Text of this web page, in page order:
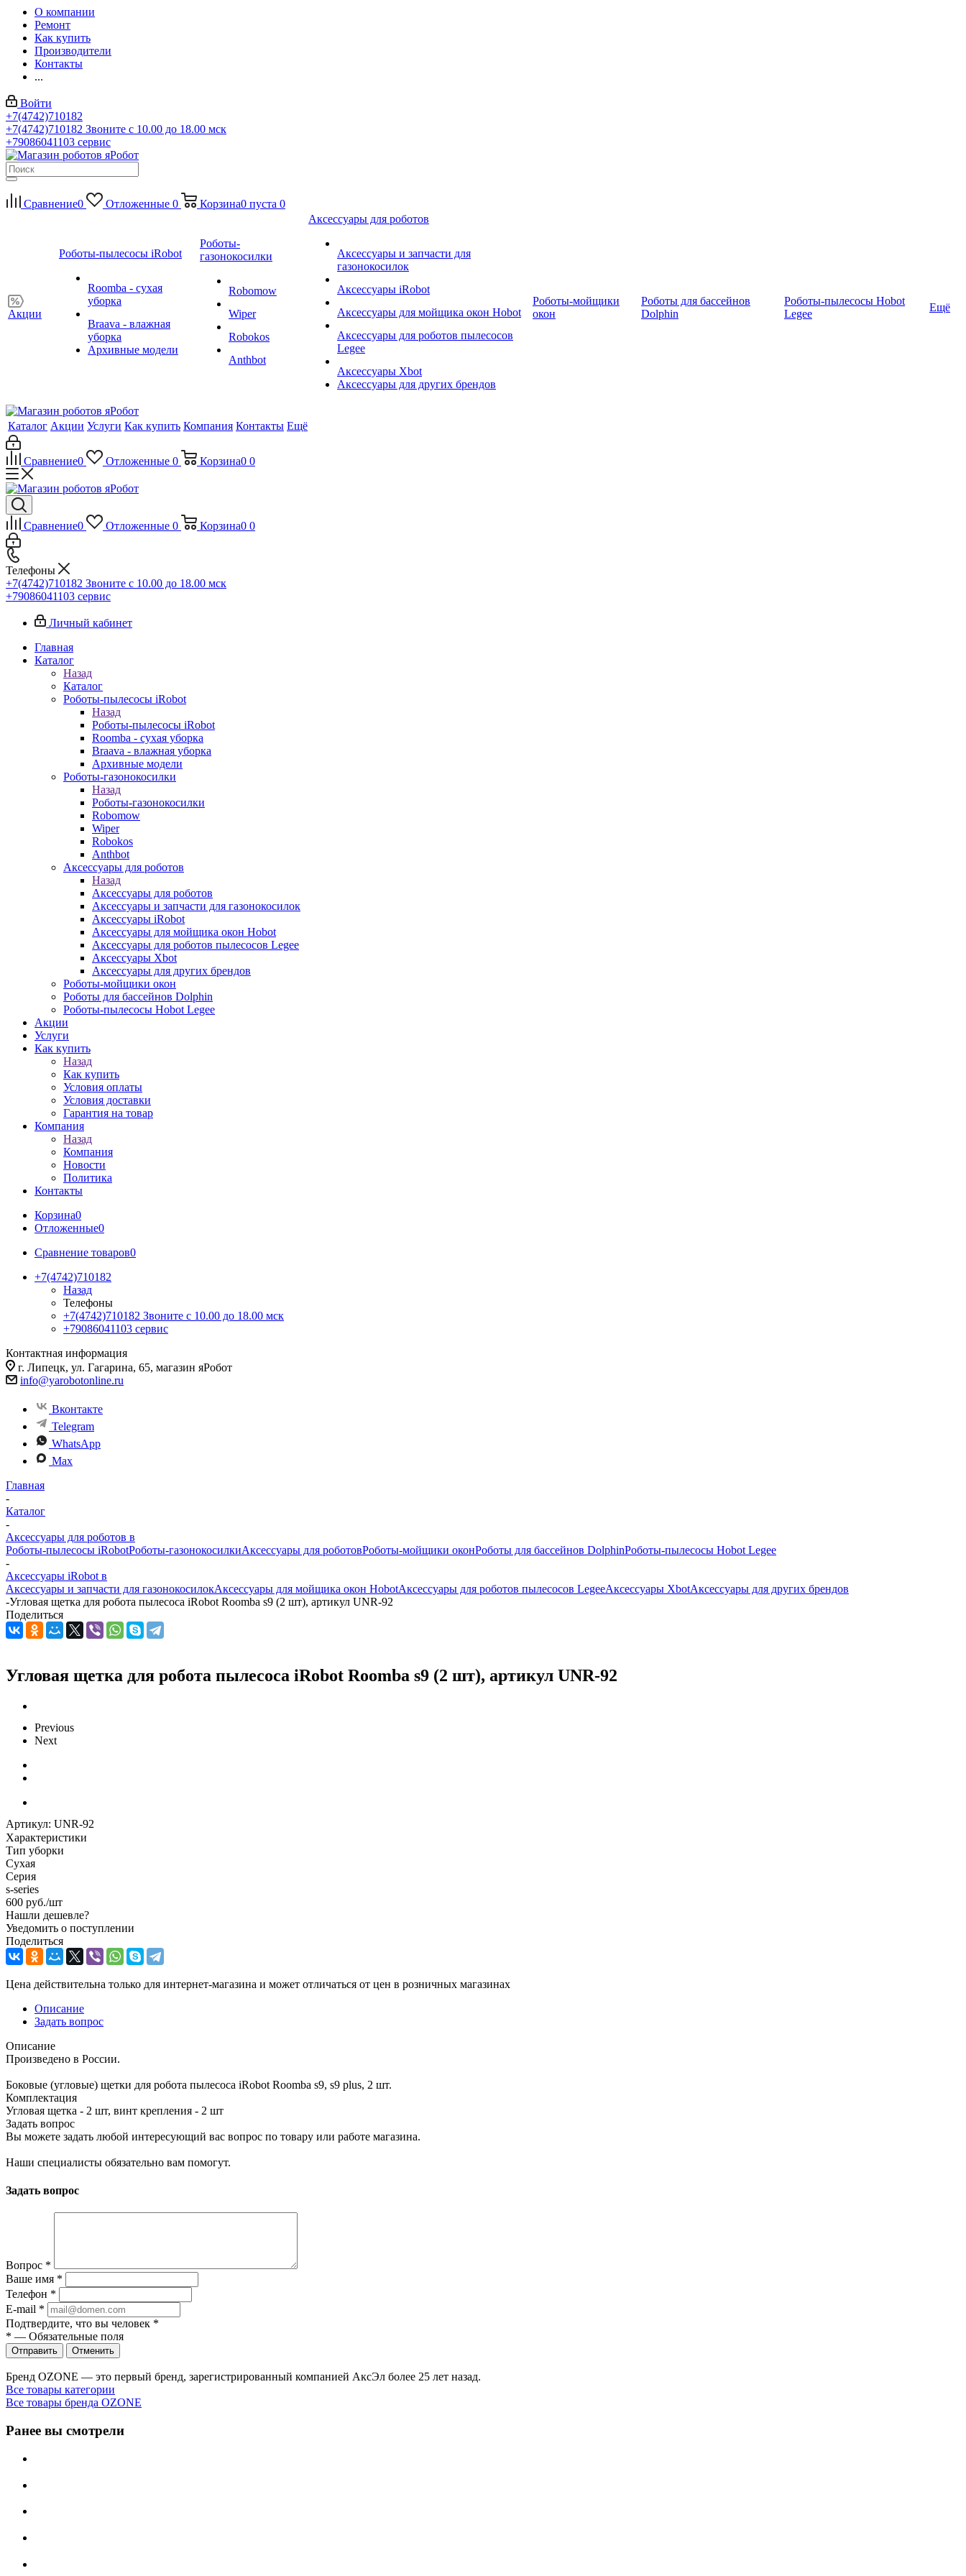
О компании
Ремонт
Как купить
Производители
Контакты
...
Войти
+7(4742)710182
+7(4742)710182 Звоните с 10.00 до 18.00 мск
+79086041103 сервис
Сравнение0 Отложенные 0 Корзина0 пуста 0
Акции
Роботы-пылесосы iRobot
Roomba - сухая
уборка
Braava - влажная
уборка
Архивные модели
Роботы-
газонокосилки
Robomow
Wiper
Robokos
Anthbot
Аксессуары для роботов
Аксессуары и запчасти для
газонокосилок
Аксессуары iRobot
Аксессуары для мойщика окон Hobot
Аксессуары для роботов пылесосов
Legee
Аксессуары Xbot
Аксессуары для других брендов
Роботы-мойщики
окон
Роботы для бассейнов
Dolphin
Роботы-пылесосы Hobot
Legee
Ещё
Каталог Акции Услуги Как купить Компания Контакты Ещё
Сравнение0 Отложенные 0 Корзина0 0
Сравнение0 Отложенные 0 Корзина0 0
Телефоны
+7(4742)710182 Звоните с 10.00 до 18.00 мск
+79086041103 сервис
Личный кабинет
Главная
Каталог
Назад
Каталог
Роботы-пылесосы iRobot
Назад
Роботы-пылесосы iRobot
Roomba - сухая уборка
Braava - влажная уборка
Архивные модели
Роботы-газонокосилки
Назад
Роботы-газонокосилки
Robomow
Wiper
Robokos
Anthbot
Аксессуары для роботов
Назад
Аксессуары для роботов
Аксессуары и запчасти для газонокосилок
Аксессуары iRobot
Аксессуары для мойщика окон Hobot
Аксессуары для роботов пылесосов Legee
Аксессуары Xbot
Аксессуары для других брендов
Роботы-мойщики окон
Роботы для бассейнов Dolphin
Роботы-пылесосы Hobot Legee
Акции
Услуги
Как купить
Назад
Как купить
Условия оплаты
Условия доставки
Гарантия на товар
Компания
Назад
Компания
Новости
Политика
Контакты
Корзина0
Отложенные0
Сравнение товаров0
+7(4742)710182
Назад
Телефоны
+7(4742)710182 Звоните с 10.00 до 18.00 мск
+79086041103 сервис
Контактная информация
г. Липецк, ул. Гагарина, 65, магазин яРобот
info@yarobotonline.ru
Вконтакте
Telegram
WhatsApp
Max
Главная
-
Каталог
-
Аксессуары для роботов в
Роботы-пылесосы iRobotРоботы-газонокосилкиАксессуары для роботовРоботы-мойщики оконРоботы для бассейнов DolphinРоботы-пылесосы Hobot Legee
-
Аксессуары iRobot в
Аксессуары и запчасти для газонокосилокАксессуары для мойщика окон HobotАксессуары для роботов пылесосов LegeeАксессуары XbotАксессуары для других брендов
-Угловая щетка для робота пылесоса iRobot Roomba s9 (2 шт), артикул UNR-92
Поделиться
Угловая щетка для робота пылесоса iRobot Roomba s9 (2 шт), артикул UNR-92
Previous
Next
Артикул: UNR-92
Характеристики
Тип уборки
Сухая
Серия
s-series
600 руб./шт
Нашли дешевле?
Уведомить о поступлении
Поделиться
Цена действительна только для интернет-магазина и может отличаться от цен в розничных магазинах
Описание
Задать вопрос
Описание
Произведено в России.
Боковые (угловые) щетки для робота пылесоса iRobot Roomba s9, s9 plus, 2 шт.
Комплектация
Угловая щетка - 2 шт, винт крепления - 2 шт
Задать вопрос
Вы можете задать любой интересующий вас вопрос по товару или работе магазина.
Наши специалисты обязательно вам помогут.
Задать вопрос
Вопрос *
Ваше имя *
Телефон *
E-mail *
Подтвердите, что вы человек *
* — Обязательные поля
Отправить Отменить
Бренд OZONE — это первый бренд, зарегистрированный компанией АксЭл более 25 лет назад.
Все товары категории
Все товары бренда OZONE
Ранее вы смотрели